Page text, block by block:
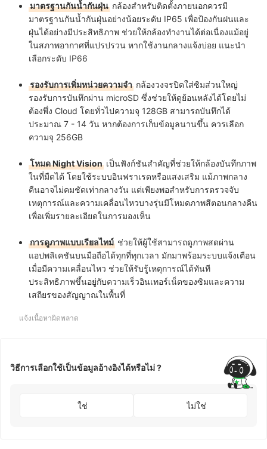
มาตรฐานกันน้ำกันฝุ่น กล้องสำหรับติดตั้งภายนอกควรมี
มาตรฐานกันน้ำกันฝุ่นอย่างน้อยระดับ IP65 เพื่อป้องกันฝนและ
ฝุ่นได้อย่างมีประสิทธิภาพ ช่วยให้กล้องทำงานได้ต่อเนื่องแม้อยู่
ในสภาพอากาศที่แปรปรวน หากใช้งานกลางแจ้งบ่อย แนะนำ
เลือกระดับ IP66
รองรับการเพิ่มหน่วยความจำ กล้องวงจรปิดใส่ซิมส่วนใหญ่
รองรับการบันทึกผ่าน microSD ซึ่งช่วยให้ดูย้อนหลังได้โดยไม่
ต้องพึ่ง Cloud โดยทั่วไปความจุ 128GB สามารถบันทึกได้
ประมาณ 7 - 14 วัน หากต้องการเก็บข้อมูลนานขึ้น ควรเลือก
ความจุ 256GB
โหมด Night Vision เป็นฟังก์ชันสำคัญที่ช่วยให้กล้องบันทึกภาพ
ในที่มืดได้ โดยใช้ระบบอินฟราเรดหรือแสงเสริม แม้ภาพกลาง
คืนอาจไม่คมชัดเท่ากลางวัน แต่เพียงพอสำหรับการตรวจจับ
เหตุการณ์และความเคลื่อนไหวบางรุ่นมีโหมดภาพสีตอนกลางคืน
เพื่อเพิ่มรายละเอียดในการมองเห็น
การดูภาพแบบเรียลไทม์ ช่วยให้ผู้ใช้สามารถดูภาพสดผ่าน
แอปพลิเคชันบนมือถือได้ทุกที่ทุกเวลา มักมาพร้อมระบบแจ้งเตือน
เมื่อมีความเคลื่อนไหว ช่วยให้รับรู้เหตุการณ์ได้ทันที
ประสิทธิภาพขึ้นอยู่กับความเร็วอินเทอร์เน็ตของซิมและความ
เสถียรของสัญญาณในพื้นที่
แจ้งเนื้อหาผิดพลาด
วิธีการเลือกใช้เป็นข้อมูลอ้างอิงได้หรือไม่ ?
ใช่ ไม่ใช่